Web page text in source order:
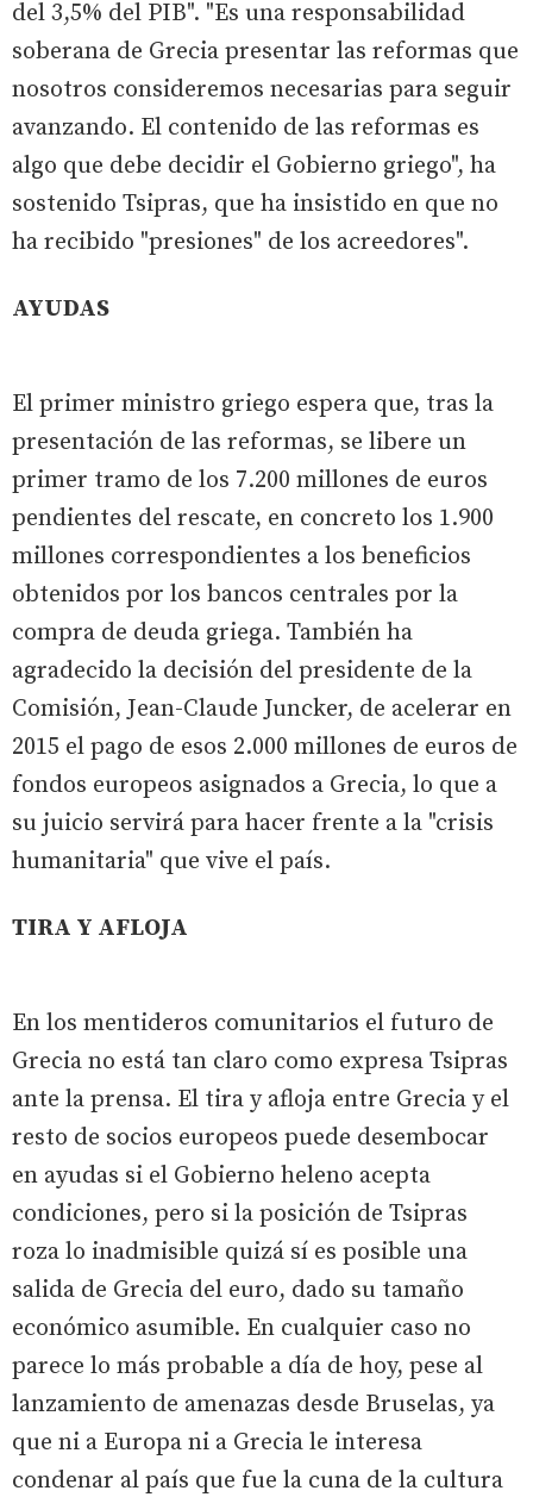
del 3,5% del PIB". "Es una responsabilidad
soberana de Grecia presentar las reformas que
nosotros consideremos necesarias para seguir
avanzando. El contenido de las reformas es
algo que debe decidir el Gobierno griego", ha
sostenido Tsipras, que ha insistido en que no
ha recibido "presiones" de los acreedores".
AYUDAS
El primer ministro griego espera que, tras la
presentación de las reformas, se libere un
primer tramo de los 7.200 millones de euros
pendientes del rescate, en concreto los 1.900
millones correspondientes a los beneficios
obtenidos por los bancos centrales por la
compra de deuda griega. También ha
agradecido la decisión del presidente de la
Comisión, Jean-Claude Juncker, de acelerar en
2015 el pago de esos 2.000 millones de euros de
fondos europeos asignados a Grecia, lo que a
su juicio servirá para hacer frente a la "crisis
humanitaria" que vive el país.
TIRA Y AFLOJA
En los mentideros comunitarios el futuro de
Grecia no está tan claro como expresa Tsipras
ante la prensa. El tira y afloja entre Grecia y el
resto de socios europeos puede desembocar
en ayudas si el Gobierno heleno acepta
condiciones, pero si la posición de Tsipras
roza lo inadmisible quizá sí es posible una
salida de Grecia del euro, dado su tamaño
económico asumible. En cualquier caso no
parece lo más probable a día de hoy, pese al
lanzamiento de amenazas desde Bruselas, ya
que ni a Europa ni a Grecia le interesa
condenar al país que fue la cuna de la cultura